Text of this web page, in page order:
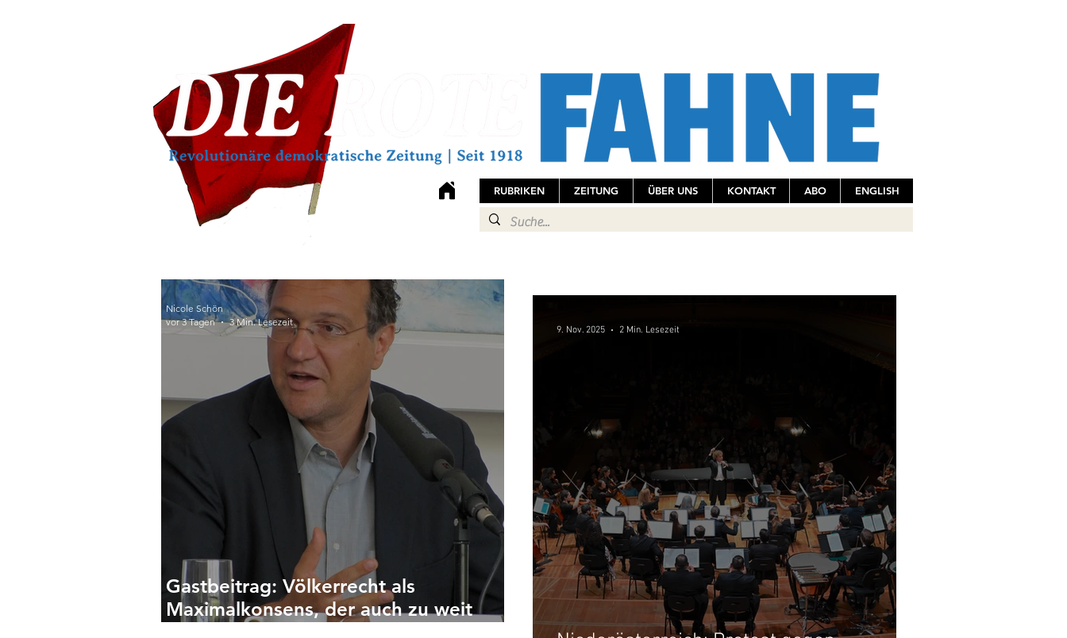
RUBRIKEN ZEITUNG ÜBER UNS KONTAKT ABO ENGLISH
Gastbeitrag: Völkerrecht als
Maximalkonsens, der auch zu weit
Nicole Schön
vor 3 Tagen
3 Min. Lesezeit
9. Nov. 2025 2 Min. Lesezeit